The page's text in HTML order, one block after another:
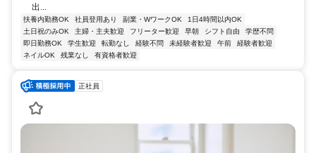
出...
扶養内勤務OK 社員登用あり 副業・WワークOK
1日4時間以内OK
土日祝のみOK
主婦・主夫歓迎 フリーター歓迎 早朝 シフト自由
学歴不問
即日勤務OK
学生歓迎 転勤なし 経験不問 未経験者歓迎 午前
経験者歓迎
ネイルOK
残業なし 有資格者歓迎
正社員